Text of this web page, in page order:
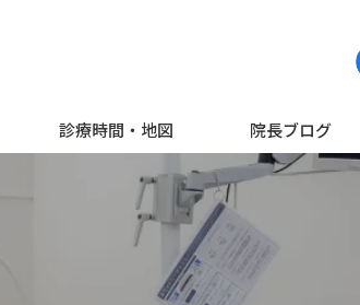
診療時間・地図 院長ブログ